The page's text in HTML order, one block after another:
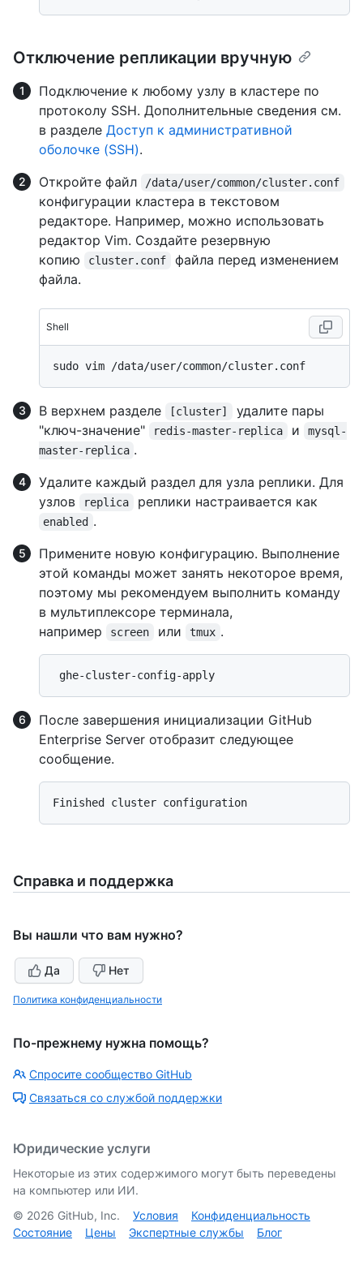
Отключение репликации вручную
Подключение к любому узлу в кластере по
протоколу SSH. Дополнительные сведения см.
в разделе Доступ к административной
оболочке (SSH).
Откройте файл
/data/user/common/cluster.conf
конфигурации кластера в текстовом
редакторе. Например, можно использовать
редактор Vim. Создайте резервную
копию
cluster.conf
файла перед изменением
файла.
Shell
В верхнем разделе [cluster]
удалите пары
"ключ-значение"
redis-master-replica и
mysql-
master-replica .
Удалите каждый раздел для узла реплики. Для
узлов
replica реплики настраивается как
enabled .
Примените новую конфигурацию. Выполнение
этой команды может занять некоторое время,
поэтому мы рекомендуем выполнить команду
в мультиплексоре терминала,
например
screen или tmux .
После завершения инициализации GitHub
Enterprise Server отобразит следующее
сообщение.
Справка и поддержка
Вы нашли что вам нужно?
Да Нет
Политика конфиденциальности
По-прежнему нужна помощь?
Спросите сообщество GitHub
Связаться со службой поддержки
Юридические услуги
Некоторые из этих содержимого могут быть переведены
на компьютер или ИИ.
© 2026 GitHub, Inc. Условия
Конфиденциальность
Состояние
Цены Экспертные службы Блог